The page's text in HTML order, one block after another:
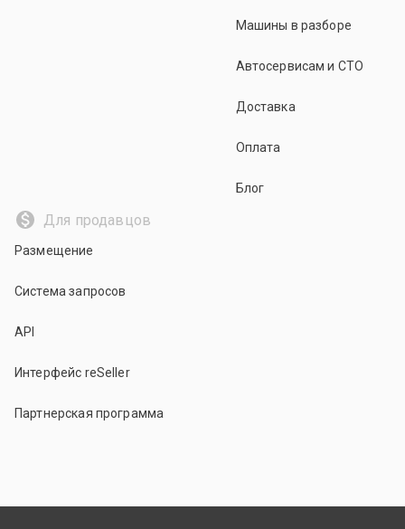
Машины в разборе
Автосервисам и СТО
Доставка
Оплата
Блог
Для продавцов
Размещение
Система запросов
API
Интерфейс reSeller
Партнерская программа